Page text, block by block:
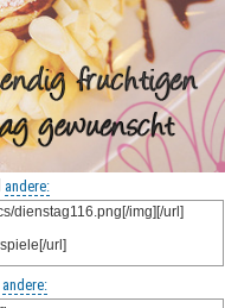
andere:
andere: